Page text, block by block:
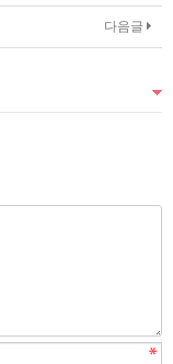
다음글